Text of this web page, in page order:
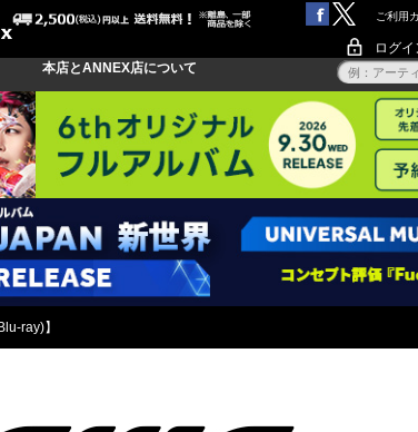
ご利用
ログイ
本店とANNEX店について
ray)】